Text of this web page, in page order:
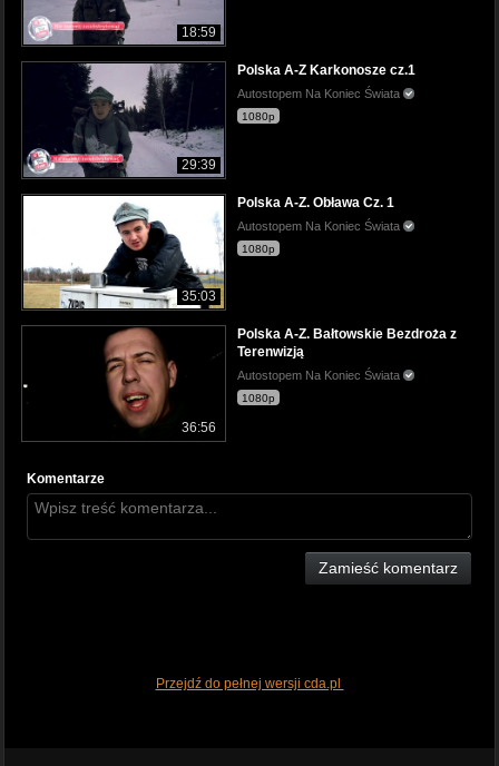
18:59
29:39
Polska A-Z Karkonosze cz.1
Autostopem Na Koniec Świata
1080p
35:03
Polska A-Z. Obława Cz. 1
Autostopem Na Koniec Świata
1080p
36:56
Polska A-Z. Bałtowskie Bezdroża z
Terenwizją
Autostopem Na Koniec Świata
1080p
Komentarze
Zamieść komentarz
Przejdź do pełnej wersji cda.pl